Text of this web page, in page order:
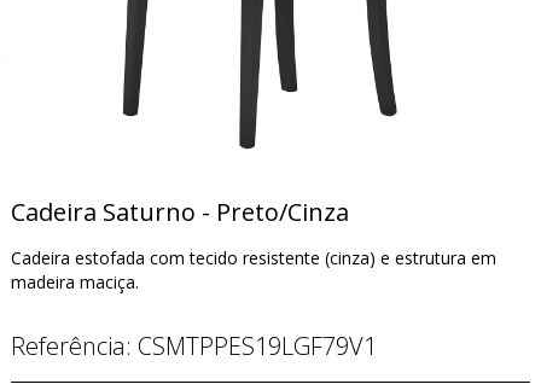
Cadeira Saturno - Preto/Cinza
Cadeira estofada com tecido resistente (cinza) e estrutura em
madeira maciça.
Referência: CSMTPPES19LGF79V1